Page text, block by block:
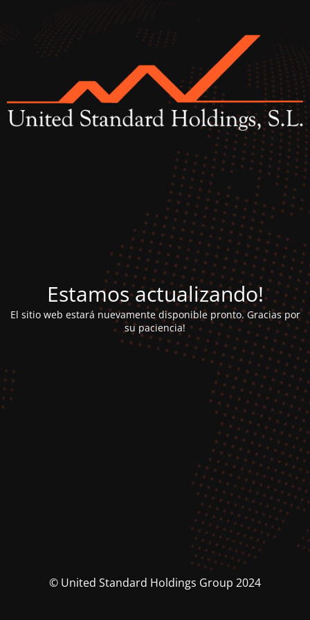
Estamos actualizando!
El sitio web estará nuevamente disponible pronto. Gracias por
su paciencia!
© United Standard Holdings Group 2024